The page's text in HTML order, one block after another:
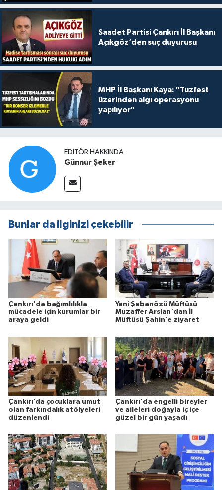
Saadet Partisi Çankırı İl Başkanı
Açıkgöz’den suç duyurusu
MHP İl Başkanı Kaya: "Tuzfest
üzerinden algı operasyonu
yapılıyor"
EDITÖR HAKKINDA
Günnur Şeker
Bunlar da ilginizi çekebilir
Çankırı'da bağımlılıkla
mücadele için kurumlar bir
araya geldi
Yeni Şabanözü Müftüsü
Muzaffer Arslan'dan İl
Müftüsü Şahin'e ziyaret
Çankırı’da çocuklara umut
olan farkındalık atölyeleri
düzenlendi
Çankırı'da engelli bireyler
ve aileleri doğayla iç içe
güzel bir gün yaşadı